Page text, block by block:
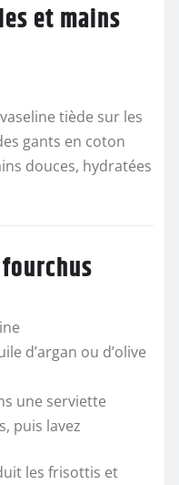
et mains
tiède sur les
gants en coton
douces, hydratées
d’argan ou d’olive
une serviette
puis lavez
les frisottis et